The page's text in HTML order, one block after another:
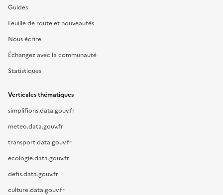
Guides
Feuille de route et nouveautés
Nous écrire
Échangez avec la communauté
Statistiques
Verticales thématiques
simplifions.data.gouv.fr
meteo.data.gouv.fr
transport.data.gouv.fr
ecologie.data.gouv.fr
defis.data.gouv.fr
culture.data.gouv.fr